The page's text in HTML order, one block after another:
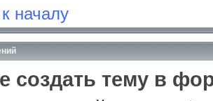
началу
создать тему в